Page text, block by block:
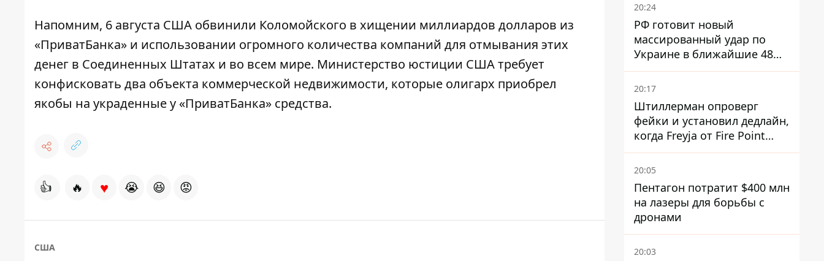
Напомним, 6 августа США обвинили Коломойского в хищении миллиардов долларов из
«ПриватБанка» и использовании огромного количества компаний для отмывания этих
денег в Соединенных Штатах и во всем мире. Министерство юстиции США требует
конфисковать два объекта коммерческой недвижимости, которые олигарх приобрел
якобы на украденные у «ПриватБанка» средства.
👍 🔥 ♥ 😭 😆 😡
США
20:24
РФ готовит новый
массированный удар по
Украине в ближайшие 48
часов – разведка США
20:17
Штиллерман опроверг
фейки и установил дедлайн,
когда Freyja от Fire Point
полноценно заработает
против баллистики
20:05
Пентагон потратит $400 млн
на лазеры для борьбы с
дронами
20:03